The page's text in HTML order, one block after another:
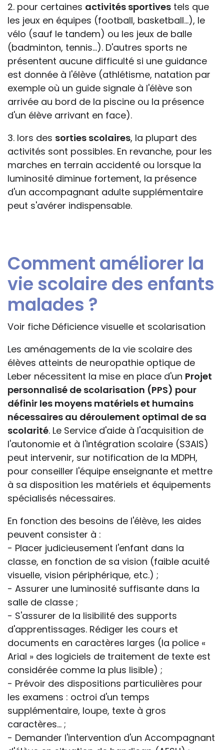
2. pour certaines activités sportives tels que
les jeux en équipes (football, basketball...), le
vélo (sauf le tandem) ou les jeux de balle
(badminton, tennis...). D'autres sports ne
présentent aucune difficulté si une guidance
est donnée à l'élève (athlétisme, natation par
exemple où un guide signale à l'élève son
arrivée au bord de la piscine ou la présence
d'un élève arrivant en face).
3. lors des sorties scolaires, la plupart des
activités sont possibles. En revanche, pour les
marches en terrain accidenté ou lorsque la
luminosité diminue fortement, la présence
d'un accompagnant adulte supplémentaire
peut s'avérer indispensable.
Comment améliorer la
vie scolaire des enfants
malades ?
Voir fiche Déficience visuelle et scolarisation
Les aménagements de la vie scolaire des
élèves atteints de neuropathie optique de
Leber nécessitent la mise en place d'un Projet
personnalisé de scolarisation (PPS) pour
définir les moyens matériels et humains
nécessaires au déroulement optimal de sa
scolarité. Le Service d'aide à l'acquisition de
l'autonomie et à l'intégration scolaire (S3AIS)
peut intervenir, sur notification de la MDPH,
pour conseiller l'équipe enseignante et mettre
à sa disposition les matériels et équipements
spécialisés nécessaires.
En fonction des besoins de l'élève, les aides
peuvent consister à :
- Placer judicieusement l'enfant dans la
classe, en fonction de sa vision (faible acuité
visuelle, vision périphérique, etc.) ;
- Assurer une luminosité suffisante dans la
salle de classe ;
- S'assurer de la lisibilité des supports
d'apprentissages. Rédiger les cours et
documents en caractères larges (la police «
Arial » des logiciels de traitement de texte est
considérée comme la plus lisible) ;
- Prévoir des dispositions particulières pour
les examens : octroi d'un temps
supplémentaire, loupe, texte à gros
caractères... ;
- Demander l'intervention d'un Accompagnant